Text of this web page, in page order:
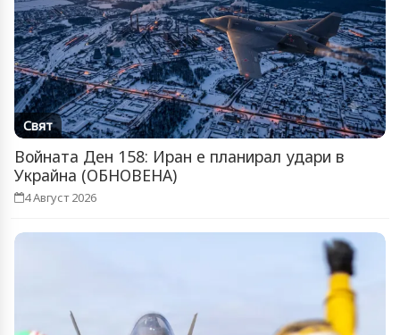
Свят
Войната Ден 158: Иран е планирал удари в
Украйна (ОБНОВЕНА)
4 Август 2026